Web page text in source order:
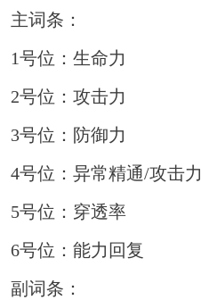
主词条：
1号位：生命力
2号位：攻击力
3号位：防御力
4号位：异常精通/攻击力
5号位：穿透率
6号位：能力回复
副词条：